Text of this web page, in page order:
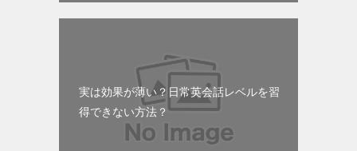
実は効果が薄い？日常英会話レベルを習
得できない方法？